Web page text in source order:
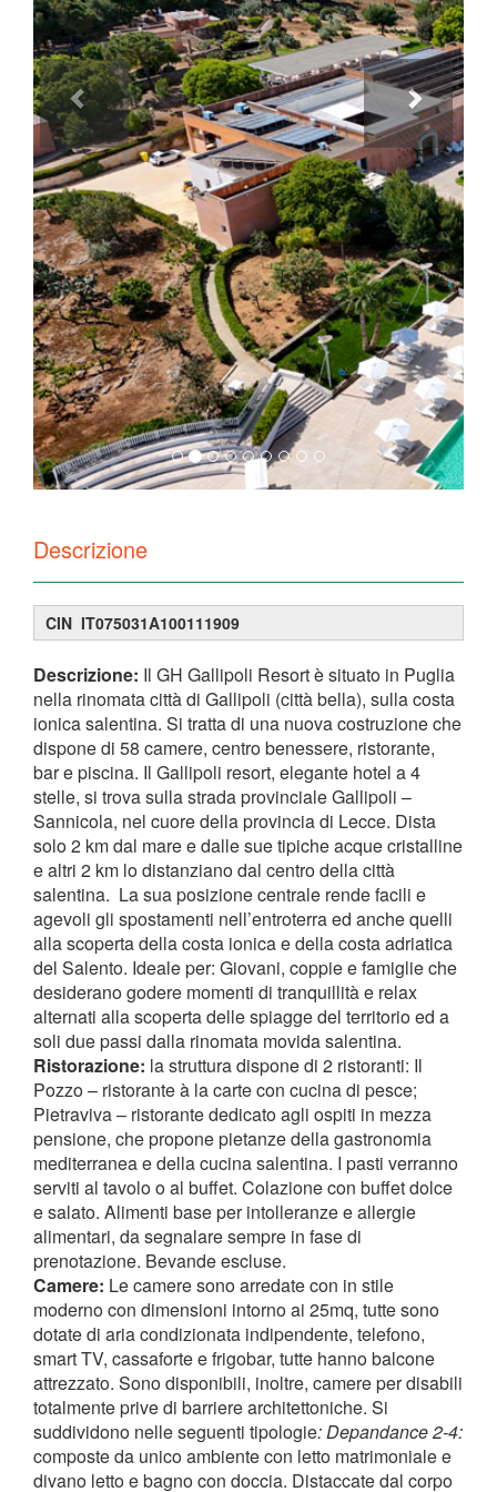
Descrizione
CIN IT075031A100111909
Descrizione: Il GH Gallipoli Resort è situato in Puglia
nella rinomata città di Gallipoli (città bella), sulla costa
ionica salentina. Si tratta di una nuova costruzione che
dispone di 58 camere, centro benessere, ristorante,
bar e piscina. Il Gallipoli resort, elegante hotel a 4
stelle, si trova sulla strada provinciale Gallipoli –
Sannicola, nel cuore della provincia di Lecce. Dista
solo 2 km dal mare e dalle sue tipiche acque cristalline
e altri 2 km lo distanziano dal centro della città
salentina. La sua posizione centrale rende facili e
agevoli gli spostamenti nell’entroterra ed anche quelli
alla scoperta della costa ionica e della costa adriatica
del Salento. Ideale per: Giovani, coppie e famiglie che
desiderano godere momenti di tranquillità e relax
alternati alla scoperta delle spiagge del territorio ed a
soli due passi dalla rinomata movida salentina.
Ristorazione: la struttura dispone di 2 ristoranti: Il
Pozzo – ristorante à la carte con cucina di pesce;
Pietraviva – ristorante dedicato agli ospiti in mezza
pensione, che propone pietanze della gastronomia
mediterranea e della cucina salentina. I pasti verranno
serviti al tavolo o al buffet. Colazione con buffet dolce
e salato. Alimenti base per intolleranze e allergie
alimentari, da segnalare sempre in fase di
prenotazione. Bevande escluse.
Camere: Le camere sono arredate con in stile
moderno con dimensioni intorno ai 25mq, tutte sono
dotate di aria condizionata indipendente, telefono,
smart TV, cassaforte e frigobar, tutte hanno balcone
attrezzato. Sono disponibili, inoltre, camere per disabili
totalmente prive di barriere architettoniche. Si
suddividono nelle seguenti tipologie: Depandance 2-4:
composte da unico ambiente con letto matrimoniale e
divano letto e bagno con doccia. Distaccate dal corpo